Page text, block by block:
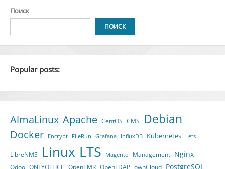
Ubuntu
22.04
Поиск
ПОИСК
Popular posts:
AlmaLinux Apache CentOS CMS Debian
Docker Encrypt FileRun Grafana InfluxDB Kubernetes Lets
LibreNMS Linux LTS Magento Management Nginx
Odoo ONLYOFFICE OpenEMR OpenLDAP ownCloud PostgreSQL